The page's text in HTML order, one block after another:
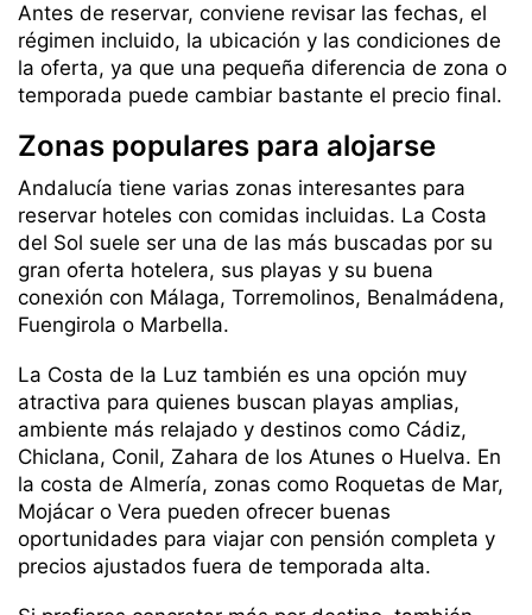
Antes de reservar, conviene revisar las fechas, el
régimen incluido, la ubicación y las condiciones de
la oferta, ya que una pequeña diferencia de zona o
temporada puede cambiar bastante el precio final.
Zonas populares para alojarse
Andalucía tiene varias zonas interesantes para
reservar hoteles con comidas incluidas. La Costa
del Sol suele ser una de las más buscadas por su
gran oferta hotelera, sus playas y su buena
conexión con Málaga, Torremolinos, Benalmádena,
Fuengirola o Marbella.
La Costa de la Luz también es una opción muy
atractiva para quienes buscan playas amplias,
ambiente más relajado y destinos como Cádiz,
Chiclana, Conil, Zahara de los Atunes o Huelva. En
la costa de Almería, zonas como Roquetas de Mar,
Mojácar o Vera pueden ofrecer buenas
oportunidades para viajar con pensión completa y
precios ajustados fuera de temporada alta.